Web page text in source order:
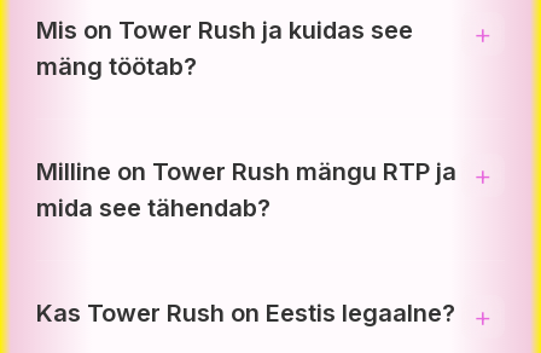
Mis on Tower Rush ja kuidas see
mäng töötab?
Milline on Tower Rush mängu RTP ja
mida see tähendab?
Kas Tower Rush on Eestis legaalne?